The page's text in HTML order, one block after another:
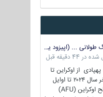
شبیه سازی یک جنگ طولانی ... (اپیزود یکم : اوکراین )
شده در 44 دقیقه قبل
از اوکراین تا
روسیه از اواخر سال ۲۰۲۴ تا اوایل
۲۰۲۵، نیروهای مسلح اوکراین (AFU)